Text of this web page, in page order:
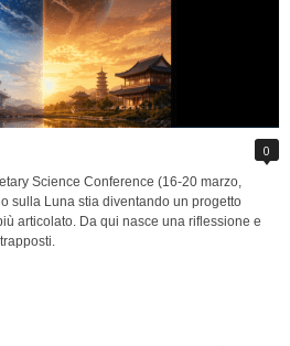
0
Science Conference (16-20 marzo,
sulla Luna stia diventando un progetto
articolato. Da qui nasce una riflessione e